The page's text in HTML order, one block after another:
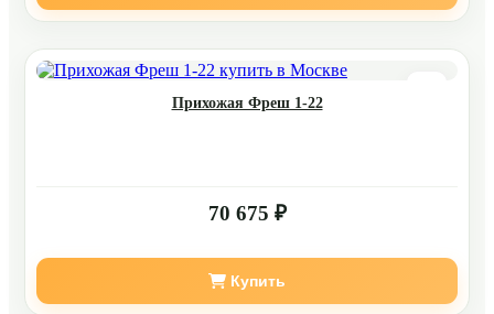
Прихожая Фреш 1-22
70 675 ₽
Купить